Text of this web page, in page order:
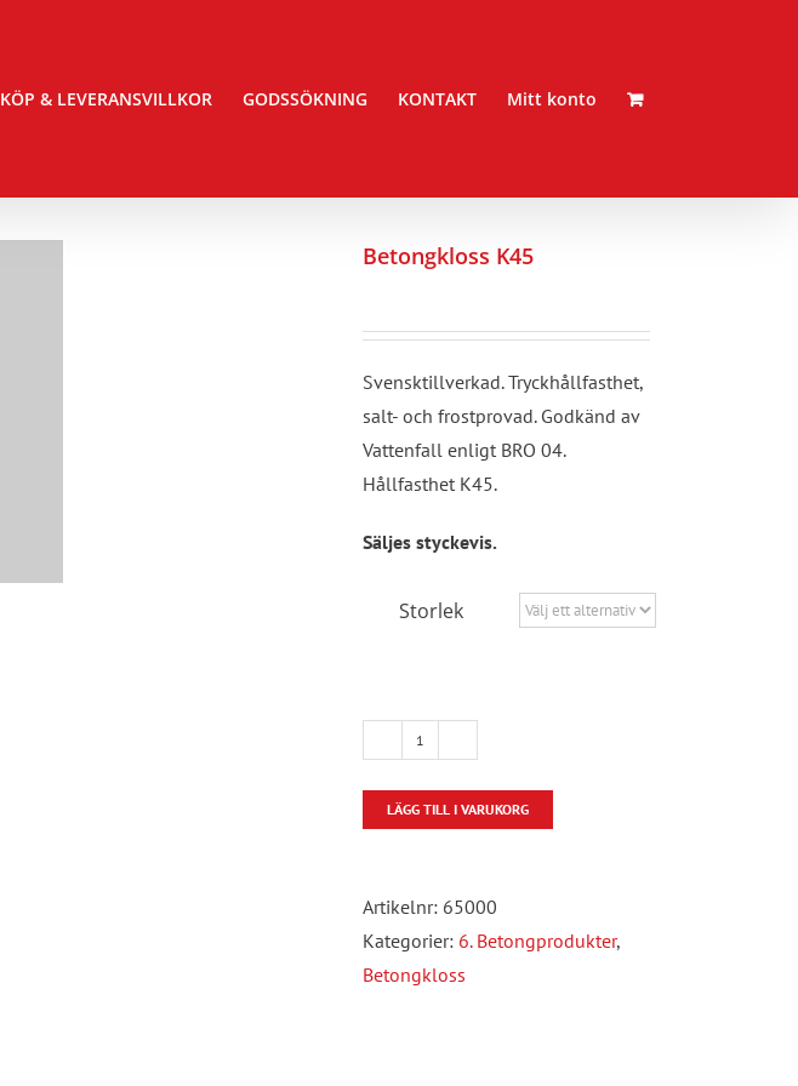
KÖP & LEVERANSVILLKOR GODSSÖKNING KONTAKT Mitt konto
Betongkloss K45
Svensktillverkad. Tryckhållfasthet,
salt- och frostprovad. Godkänd av
Vattenfall enligt BRO 04.
Hållfasthet K45.
Säljes styckevis.
Storlek
Betongkloss
K45
mängd
LÄGG TILL I VARUKORG
Artikelnr: 65000
Kategorier: 6. Betongprodukter,
Betongkloss